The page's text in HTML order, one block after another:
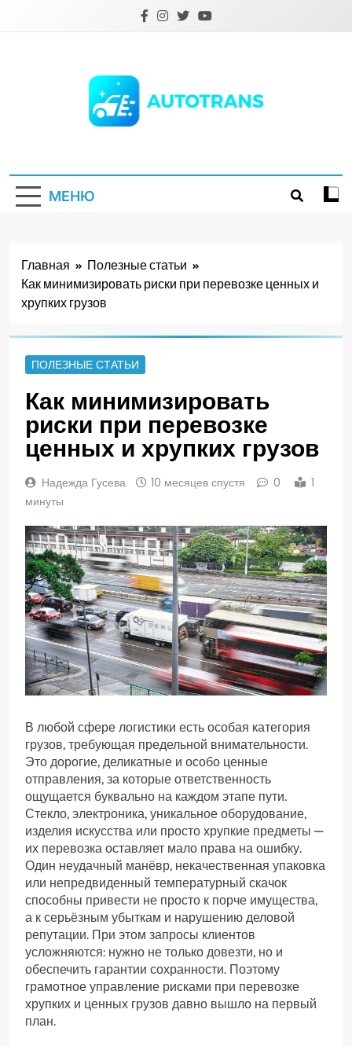
МЕНЮ
Главная
Полезные статьи
Как минимизировать риски при перевозке ценных и
хрупких грузов
ПОЛЕЗНЫЕ СТАТЬИ
Как минимизировать
риски при перевозке
ценных и хрупких грузов
Надежда Гусева 10 месяцев спустя 0
1
минуты
В любой сфере логистики есть особая категория
грузов, требующая предельной внимательности.
Это дорогие, деликатные и особо ценные
отправления, за которые ответственность
ощущается буквально на каждом этапе пути.
Стекло, электроника, уникальное оборудование,
изделия искусства или просто хрупкие предметы —
их перевозка оставляет мало права на ошибку.
Один неудачный манёвр, некачественная упаковка
или непредвиденный температурный скачок
способны привести не просто к порче имущества,
а к серьёзным убыткам и нарушению деловой
репутации. При этом запросы клиентов
усложняются: нужно не только довезти, но и
обеспечить гарантии сохранности. Поэтому
грамотное управление рисками при перевозке
хрупких и ценных грузов давно вышло на первый
план.